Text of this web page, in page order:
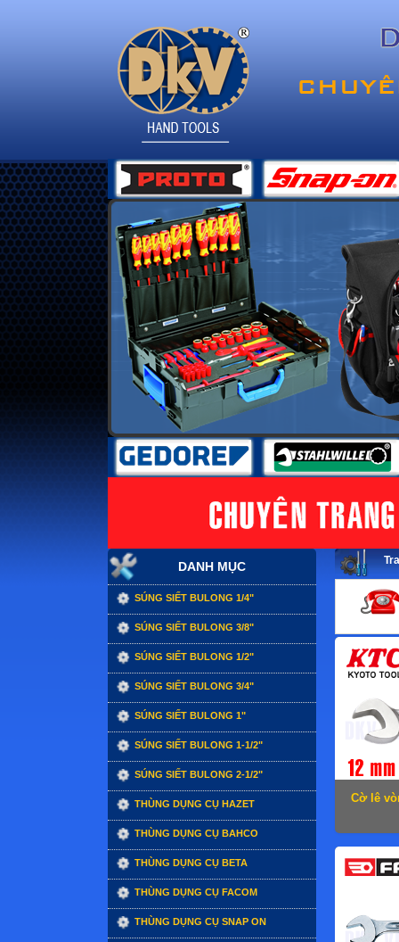
DANH MỤC
SÚNG SIẾT BULONG 1/4"
SÚNG SIẾT BULONG 3/8"
SÚNG SIẾT BULONG 1/2"
SÚNG SIẾT BULONG 3/4"
SÚNG SIẾT BULONG 1"
SÚNG SIẾT BULONG 1-1/2"
SÚNG SIẾT BULONG 2-1/2"
THÙNG DỤNG CỤ HAZET
THÙNG DỤNG CỤ BAHCO
THÙNG DỤNG CỤ BETA
THÙNG DỤNG CỤ FACOM
THÙNG DỤNG CỤ SNAP ON
Cờ lê